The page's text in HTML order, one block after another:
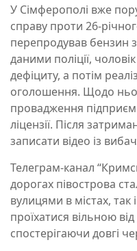
У Сімферополі вже
справу проти 26-
перепродував бензин
даними поліції,
дефіциту, а потім
оголошення. Щодо
провадження
ліцензії. Після
записати відео із
Телеграм-канал
дорогах півострова
вулицями в містах,
проїхатися вільною
спостерігаючи довгі